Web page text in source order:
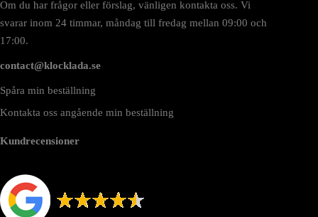
Om du har frågor eller förslag, vänligen kontakta oss. Vi
svarar inom 24 timmar, måndag till fredag mellan 09:00 och
17:00.
contact@klocklada.se
Spåra min beställning
Kontakta oss angående min beställning
Kundrecensioner